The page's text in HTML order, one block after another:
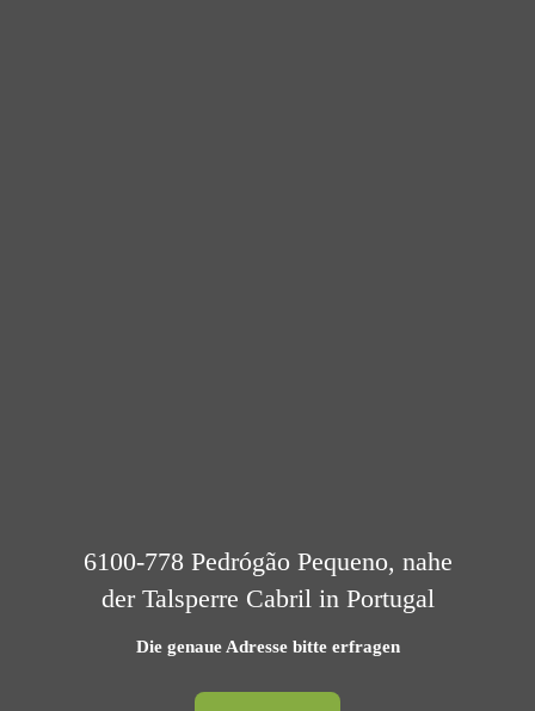
6100-778 Pedrógão Pequeno, nahe
der Talsperre Cabril in Portugal
Die genaue Adresse bitte erfragen